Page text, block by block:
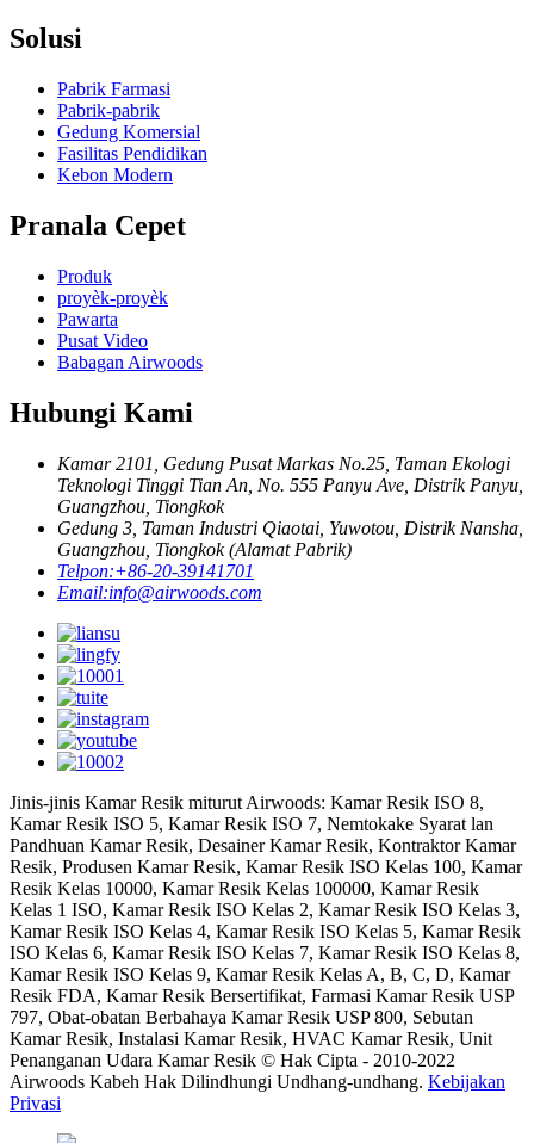
Solusi
Pabrik Farmasi
Pabrik-pabrik
Gedung Komersial
Fasilitas Pendidikan
Kebon Modern
Pranala Cepet
Produk
proyèk-proyèk
Pawarta
Pusat Video
Babagan Airwoods
Hubungi Kami
Kamar 2101, Gedung Pusat Markas No.25, Taman Ekologi
Teknologi Tinggi Tian An, No. 555 Panyu Ave, Distrik Panyu,
Guangzhou, Tiongkok
Gedung 3, Taman Industri Qiaotai, Yuwotou, Distrik Nansha,
Guangzhou, Tiongkok (Alamat Pabrik)
Telpon:+86-20-39141701
Email:info@airwoods.com
Jinis-jinis Kamar Resik miturut Airwoods: Kamar Resik ISO 8,
Kamar Resik ISO 5, Kamar Resik ISO 7, Nemtokake Syarat lan
Pandhuan Kamar Resik, Desainer Kamar Resik, Kontraktor Kamar
Resik, Produsen Kamar Resik, Kamar Resik ISO Kelas 100, Kamar
Resik Kelas 10000, Kamar Resik Kelas 100000, Kamar Resik
Kelas 1 ISO, Kamar Resik ISO Kelas 2, Kamar Resik ISO Kelas 3,
Kamar Resik ISO Kelas 4, Kamar Resik ISO Kelas 5, Kamar Resik
ISO Kelas 6, Kamar Resik ISO Kelas 7, Kamar Resik ISO Kelas 8,
Kamar Resik ISO Kelas 9, Kamar Resik Kelas A, B, C, D, Kamar
Resik FDA, Kamar Resik Bersertifikat, Farmasi Kamar Resik USP
797, Obat-obatan Berbahaya Kamar Resik USP 800, Sebutan
Kamar Resik, Instalasi Kamar Resik, HVAC Kamar Resik, Unit
Penanganan Udara Kamar Resik © Hak Cipta - 2010-2022
Airwoods Kabeh Hak Dilindhungi Undhang-undhang. Kebijakan
Privasi